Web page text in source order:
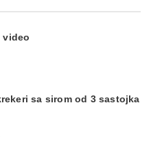
video
sa sirom od 3 sastojka